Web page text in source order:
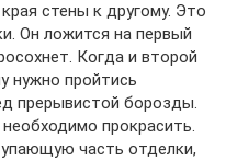
стены к другому. Это
Он ложится на первый
Когда и второй
нужно пройтись
прерывистой борозды.
прокрасить.
часть отделки,